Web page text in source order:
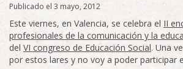
Publicado el 3 mayo, 2012
Este viernes, en Valencia, se celebra el II
profesionales de la comunicación y la
del VI congreso de Educación Social. Una
por estos lares y no voy a poder participar